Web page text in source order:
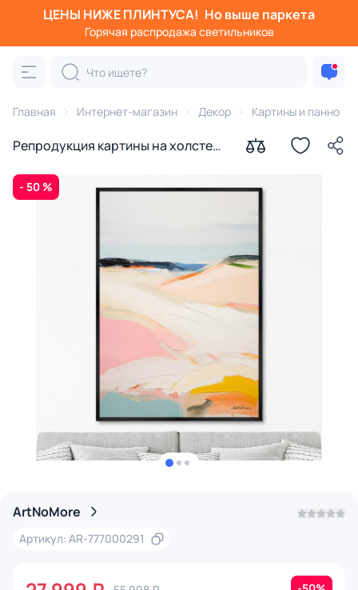
ЦЕНЫ НИЖЕ ПЛИНТУСА! Но выше паркета
Горячая распродажа светильников
Главная Интернет-магазин Декор Картины и панно
Репродукция картины на холсте
- 50 %
ArtNoMore
Артикул: AR-777000291